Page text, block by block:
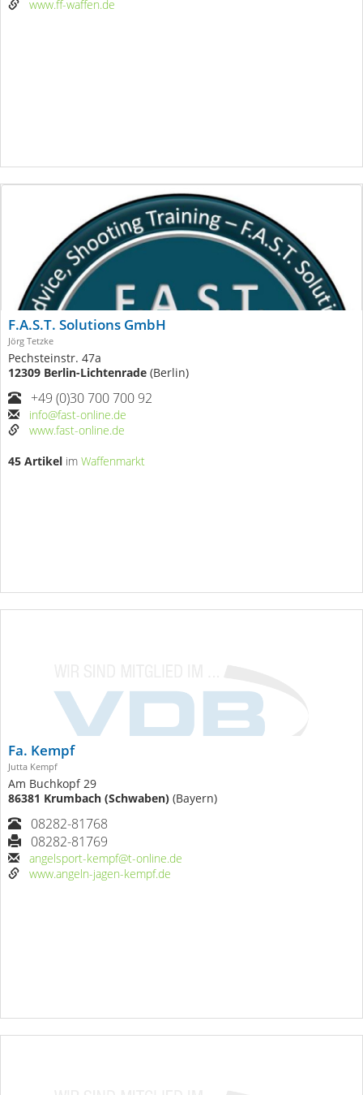
www.ff-waffen.de
F.A.S.T. Solutions GmbH
Jörg Tetzke
Pechsteinstr. 47a
12309 Berlin-Lichtenrade (Berlin)
+49 (0)30 700 700 92
info@fast-online.de
www.fast-online.de
45 Artikel im Waffenmarkt
Fa. Kempf
Jutta Kempf
Am Buchkopf 29
86381 Krumbach (Schwaben) (Bayern)
08282-81768
08282-81769
angelsport-kempf@t-online.de
www.angeln-jagen-kempf.de